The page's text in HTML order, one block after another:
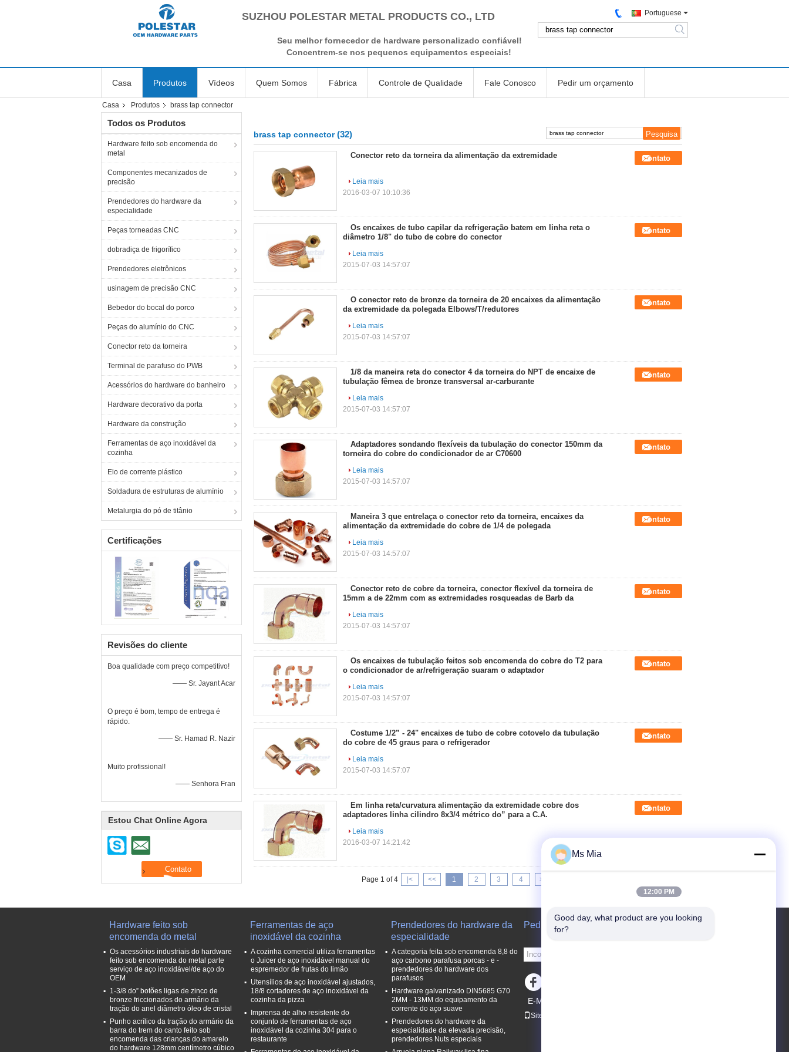
SUZHOU POLESTAR METAL PRODUCTS CO., LTD
Seu melhor fornecedor de hardware personalizado confiável!
Concentrem-se nos pequenos equipamentos especiais!
Portuguese
search
Casa Produtos Vídeos Quem Somos Fábrica Controle de Qualidade Fale Conosco Pedir um orçamento
Casa Produtos brass tap connector
Todos os Produtos
Hardware feito sob encomenda do
metal
Componentes mecanizados de
precisão
Prendedores do hardware da
especialidade
Peças torneadas CNC
dobradiça de frigorífico
Prendedores eletrônicos
usinagem de precisão CNC
Bebedor do bocal do porco
Peças do alumínio do CNC
Conector reto da torneira
Terminal de parafuso do PWB
Acessórios do hardware do banheiro
Hardware decorativo da porta
Hardware da construção
Ferramentas de aço inoxidável da
cozinha
Elo de corrente plástico
Soldadura de estruturas de alumínio
Metalurgia do pó de titânio
Certificações
Revisões do cliente
Boa qualidade com preço competitivo!
—— Sr. Jayant Acar
O preço é bom, tempo de entrega é
rápido.
—— Sr. Hamad R. Nazir
Muito profissional!
—— Senhora Fran
Estou Chat Online Agora
brass tap connector (32)
Conector reto da torneira da alimentação da extremidade Contato
Leia mais
2016-03-07 10:10:36
Os encaixes de tubo capilar da refrigeração batem em linha reta o
diâmetro 1/8" do tubo de cobre do conector
Contato
Leia mais
2015-07-03 14:57:07
O conector reto de bronze da torneira de 20 encaixes da alimentação
da extremidade da polegada Elbows/T/redutores
Contato
Leia mais
2015-07-03 14:57:07
1/8 da maneira reta do conector 4 da torneira do NPT de encaixe de
tubulação fêmea de bronze transversal ar-carburante
Contato
Leia mais
2015-07-03 14:57:07
Adaptadores sondando flexíveis da tubulação do conector 150mm da
torneira do cobre do condicionador de ar C70600
Contato
Leia mais
2015-07-03 14:57:07
Maneira 3 que entrelaça o conector reto da torneira, encaixes da
alimentação da extremidade do cobre de 1/4 de polegada
Contato
Leia mais
2015-07-03 14:57:07
Conector reto de cobre da torneira, conector flexível da torneira de
15mm a de 22mm com as extremidades rosqueadas de Barb da
Contato
Leia mais
2015-07-03 14:57:07
Os encaixes de tubulação feitos sob encomenda do cobre do T2 para
o condicionador de ar/refrigeração suaram o adaptador
Contato
Leia mais
2015-07-03 14:57:07
Costume 1/2” - 24" encaixes de tubo de cobre cotovelo da tubulação
do cobre de 45 graus para o refrigerador
Contato
Leia mais
2015-07-03 14:57:07
Em linha reta/curvatura alimentação da extremidade cobre dos
adaptadores linha cilindro 8x3/4 métrico do” para a C.A.
Contato
Leia mais
2016-03-07 14:21:42
Page 1 of 4 |< << 1 2 3 4 >>
Hardware feito sob
encomenda do metal
Os acessórios industriais do hardware
feito sob encomenda do metal parte
serviço de aço inoxidável/de aço do
OEM
1-3/8 do” botões ligas de zinco de
bronze friccionados do armário da
tração do anel diâmetro óleo de cristal
Punho acrílico da tração do armário da
barra do trem do canto feito sob
encomenda das crianças do amarelo
do hardware 128mm centímetro cúbico
Ferramentas de aço
inoxidável da cozinha
A cozinha comercial utiliza ferramentas
o Juicer de aço inoxidável manual do
espremedor de frutas do limão
Utensílios de aço inoxidável ajustados,
18/8 cortadores de aço inoxidável da
cozinha da pizza
Imprensa de alho resistente do
conjunto de ferramentas de aço
inoxidável da cozinha 304 para o
restaurante
Prendedores do hardware da
especialidade
A categoria feita sob encomenda 8,8 do
aço carbono parafusa porcas - e -
prendedores do hardware dos
parafusos
Hardware galvanizado DIN5685 G70
2MM - 13MM do equipamento da
corrente do aço suave
Prendedores do hardware da
especialidade da elevada precisão,
prendedores Nuts especiais
Pedir um orçamento
E-Mail
Site para celular
Ms Mia
12:00 PM
Good day, what product are you looking
for?